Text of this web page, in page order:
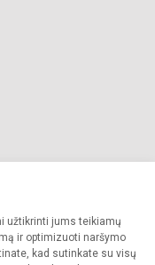
užtikrinti jums teikiamų
ir optimizuoti naršymo
kad sutinkate su visų
teisės saugomos.
griežtai draudžiama.
politika